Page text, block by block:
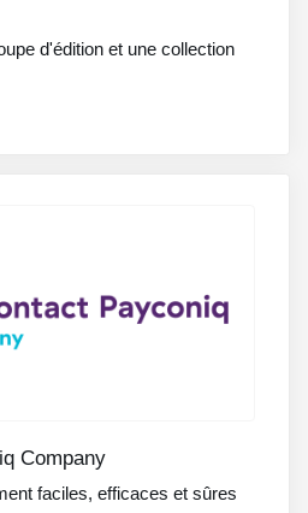
d'édition et une collection
Company
faciles, efficaces et sûres